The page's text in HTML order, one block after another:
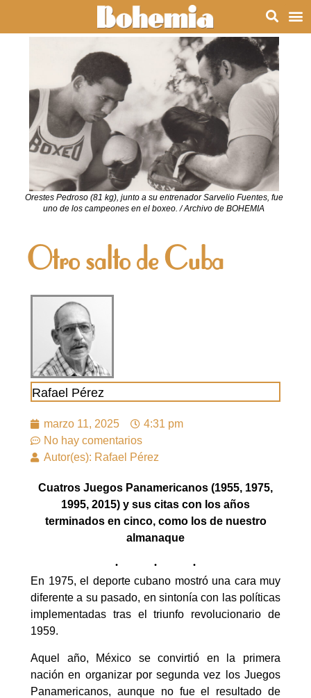
Orestes Pedroso (81 kg), junto a su entrenador Sarvelio Fuentes, fue
uno de los campeones en el boxeo. / Archivo de BOHEMIA
Otro salto de Cuba
Rafael Pérez
marzo 11, 2025
4:31 pm
No hay comentarios
Autor(es): Rafael Pérez
Cuatros Juegos Panamericanos (1955, 1975,
1995, 2015) y sus citas con los años
terminados en cinco, como los de nuestro
almanaque
En 1975, el deporte cubano mostró una cara muy
diferente a su pasado, en sintonía con las políticas
implementadas tras el triunfo revolucionario de
1959.
Aquel año, México se convirtió en la primera
nación en organizar por segunda vez los Juegos
Panamericanos, aunque no fue el resultado de